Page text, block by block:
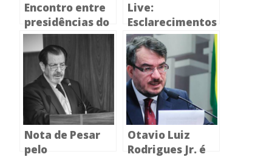
Encontro entre
presidências do
CONPEDI e
CAPES colocam
em pauta o
fortalecimento
da pós-
graduação em
Direito
Live:
Esclarecimentos
sobre APCN
Nota de Pesar
pelo
Otavio Luiz
Rodrigues Jr. é